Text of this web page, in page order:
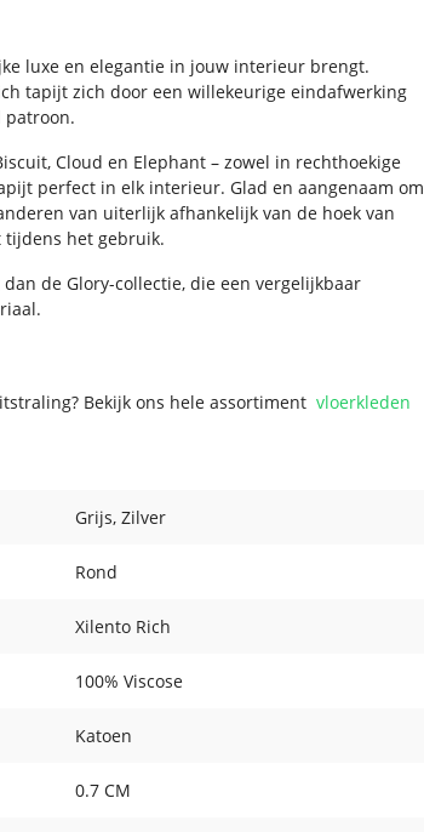
luxe en elegantie in jouw interieur brengt.
tapijt zich door een willekeurige eindafwerking
patroon.
Cloud en Elephant – zowel in rechthoekige
perfect in elk interieur. Glad en aangenaam om
van uiterlijk afhankelijk van de hoek van
tijdens het gebruik.
de Glory-collectie, die een vergelijkbaar
Bekijk ons hele assortimentvloerkleden
Grijs, Zilver
Rond
Xilento Rich
100% Viscose
Katoen
0.7 CM